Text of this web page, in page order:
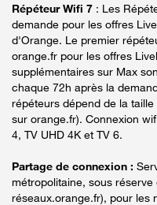
Répéteur Wifi 7 : Les
demande pour les offres
d'Orange. Le premier
orange.fr pour les offres
supplémentaires sur Max
chaque 72h après la
répéteurs dépend de la
sur orange.fr). Connexion
4, TV UHD 4K et TV 6.
Partage de connexion :
métropolitaine, sous
réseaux.orange.fr), pour les